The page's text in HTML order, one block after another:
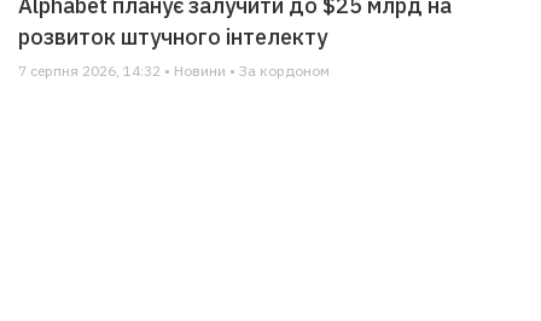
розвиток штучного інтелекту
7 серпня 2026, 14:32 • Новини • За кордоном